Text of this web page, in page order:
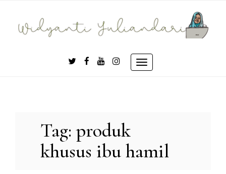
content
Toggle
Tag:produk
khusus ibu hamil